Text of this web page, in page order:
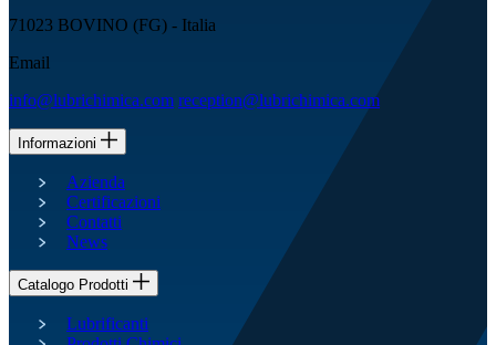
71023 BOVINO (FG) - Italia
Email
info@lubrichimica.com reception@lubrichimica.com
Informazioni
Azienda
Certificazioni
Contatti
News
Catalogo Prodotti
Lubrificanti